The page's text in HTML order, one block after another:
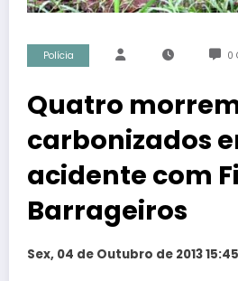
Polícia 0
Quatro
carbonizados
acidente com
Barrageiros
Sex, 04 de Outubro de 2013